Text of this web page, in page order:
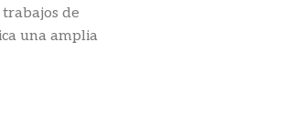
de
una amplia